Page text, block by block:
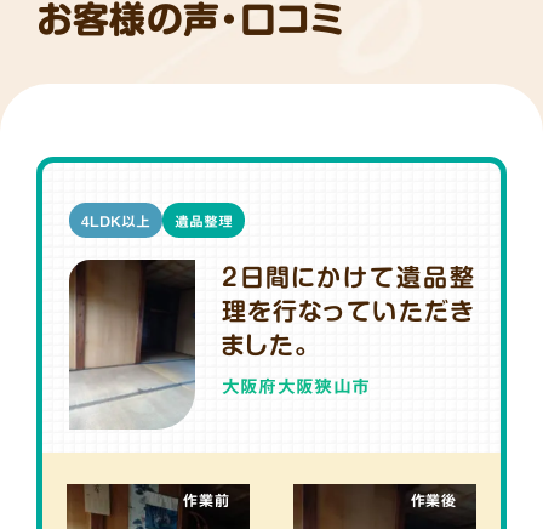
お客様の声・口コミ
2日間にかけて遺品整
理を行なっていただき
ました。
大阪府大阪狭山市
4LDK以上 遺品整理
作業前 作業後